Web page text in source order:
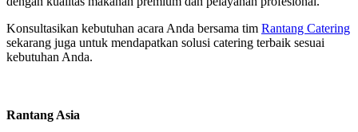
Konsultasikan kebutuhan acara Anda bersama tim Rantang Catering
sekarang juga untuk mendapatkan solusi catering terbaik sesuai
kebutuhan Anda.
Rantang Asia